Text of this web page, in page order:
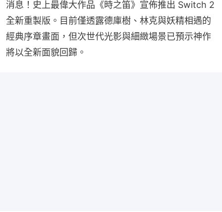
消息！史上最偉大作品《時之笛》宣佈推出 Switch 2
全新重製版。目前僅透露德庫樹、林克與妖精相遇的
經典序章畫面，但次世代光影與細緻場景已預示神作
將以全新面貌回歸。